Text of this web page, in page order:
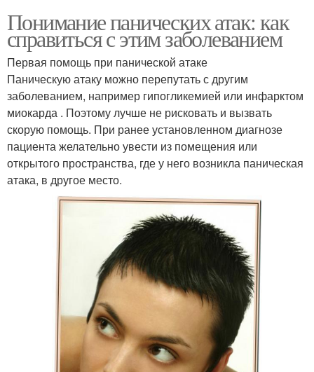
Понимание панических атак: как
справиться с этим заболеванием
Первая помощь при панической атаке
Паническую атаку можно перепутать с другим
заболеванием, например гипогликемией или инфарктом
миокарда . Поэтому лучше не рисковать и вызвать
скорую помощь. При ранее установленном диагнозе
пациента желательно увести из помещения или
открытого пространства, где у него возникла паническая
атака, в другое место.